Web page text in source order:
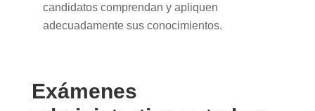
candidatos comprendan y apliquen
adecuadamente sus conocimientos.
Exámenes